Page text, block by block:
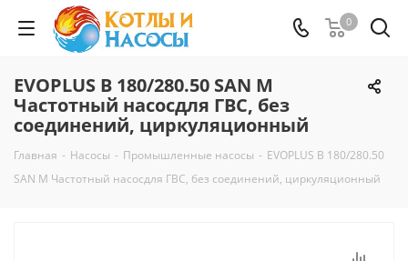
0
EVOPLUS B 180/280.50 SAN M
Частотный насосдля ГВС, без
соединений, циркуляционный
Главная - Насосы - Промышленные насосы - EVOPLUS B 180/280.50
SAN M Частотный насосдля ГВС, без соединений, циркуляционный